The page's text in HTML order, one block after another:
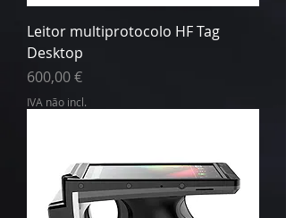
Leitor multiprotocolo HF Tag
Desktop
Preço
600,00 €
IVA não incl.